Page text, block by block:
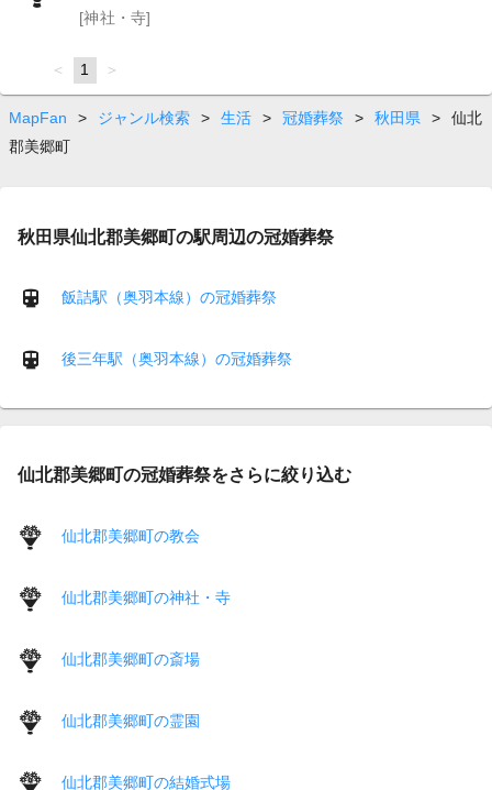
[神社・寺]
page
You're
on
page
1 page
MapFan > ジャンル検索 > 生活 > 冠婚葬祭 > 秋田県 >
仙北
郡美郷町
秋田県仙北郡美郷町の駅周辺の冠婚葬祭
飯詰駅（奥羽本線）の冠婚葬祭
後三年駅（奥羽本線）の冠婚葬祭
仙北郡美郷町の冠婚葬祭をさらに絞り込む
仙北郡美郷町の教会
仙北郡美郷町の神社・寺
仙北郡美郷町の斎場
仙北郡美郷町の霊園
仙北郡美郷町の結婚式場